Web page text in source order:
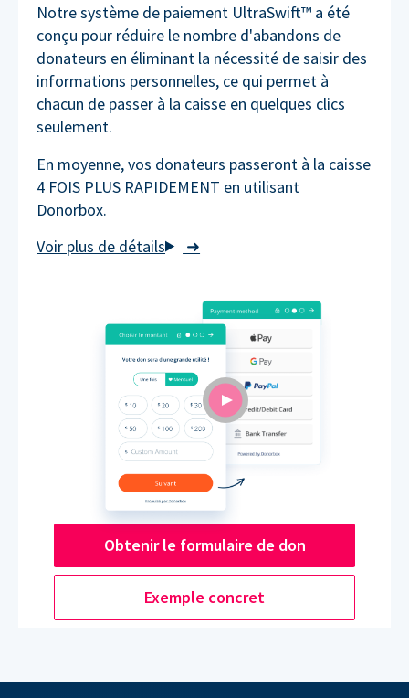
➜
Notre système de paiement UltraSwift™ a été
conçu pour réduire le nombre d'abandons de
donateurs en éliminant la nécessité de saisir des
informations personnelles, ce qui permet à
chacun de passer à la caisse en quelques clics
seulement.
En moyenne, vos donateurs passeront à la caisse
4 FOIS PLUS RAPIDEMENT en utilisant
Donorbox.
Obtenir le formulaire de don
Exemple concret